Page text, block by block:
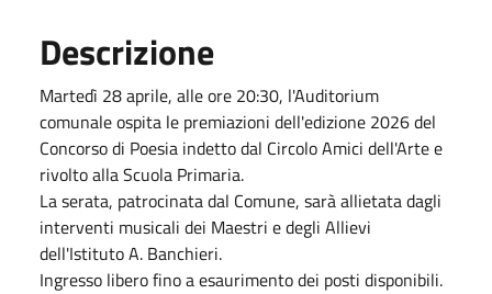
Descrizione
Martedì 28 aprile, alle ore 20:30, l'Auditorium
comunale ospita le premiazioni dell'edizione 2026 del
Concorso di Poesia indetto dal Circolo Amici dell'Arte e
rivolto alla Scuola Primaria.
La serata, patrocinata dal Comune, sarà allietata dagli
interventi musicali dei Maestri e degli Allievi
dell'Istituto A. Banchieri.
Ingresso libero fino a esaurimento dei posti disponibili.